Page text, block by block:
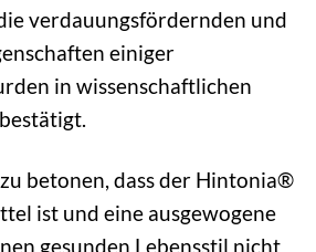
verdauungsfördernden und
einiger
in wissenschaftlichen
betonen, dass der Hintonia®
ist und eine ausgewogene
gesunden Lebensstil nicht